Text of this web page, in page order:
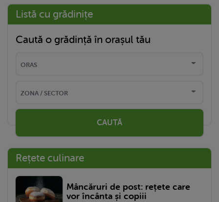
Listă cu grădinițe
Caută o grădință în orașul tău
CAUTĂ
Rețete culinare
Mâncăruri de post: rețete care
vor încânta și copiii